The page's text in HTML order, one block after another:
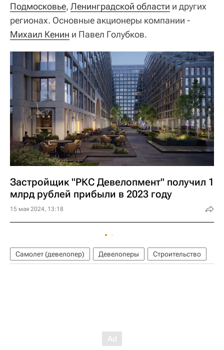
Подмосковье, Ленинградской области и других
регионах. Основные акционеры компании -
Михаил Кенин и Павел Голубков.
Застройщик "РКС Девелопмент" получил 1
млрд рублей прибыли в 2023 году
15 мая 2024, 13:18
Самолет (девелопер) Девелоперы Строительство